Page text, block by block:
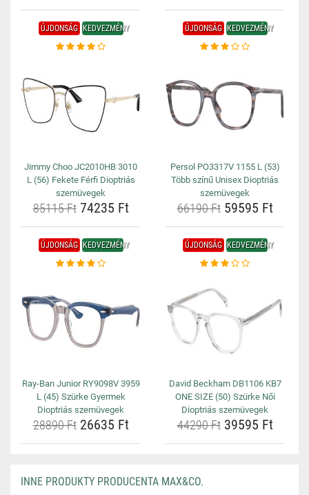
ÚJDONSÁG KEDVEZMÉNY
Jimmy Choo JC2010HB 3010
L (56) Fekete Férfi Dioptriás
szemüvegek
85115 Ft74235 Ft
ÚJDONSÁG KEDVEZMÉNY
Persol PO3317V 1155 L (53)
Több színű Unisex Dioptriás
szemüvegek
66190 Ft59595 Ft
ÚJDONSÁG KEDVEZMÉNY
Ray-Ban Junior RY9098V 3959
L (45) Szürke Gyermek
Dioptriás szemüvegek
28890 Ft26635 Ft
ÚJDONSÁG KEDVEZMÉNY
David Beckham DB1106 KB7
ONE SIZE (50) Szürke Női
Dioptriás szemüvegek
44290 Ft39595 Ft
INNE PRODUKTY PRODUCENTA MAX&CO.